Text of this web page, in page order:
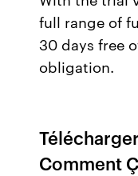
full range of
30 days free
obligation.
Comment